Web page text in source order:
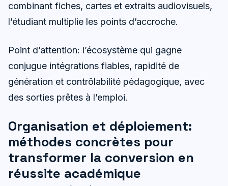
combinant fiches, cartes et extraits audiovisuels,
l’étudiant multiplie les points d’accroche.
Point d’attention: l’écosystème qui gagne
conjugue intégrations fiables, rapidité de
génération et contrôlabilité pédagogique, avec
des sorties prêtes à l’emploi.
Organisation et déploiement:
méthodes concrètes pour
transformer la conversion en
réussite académique